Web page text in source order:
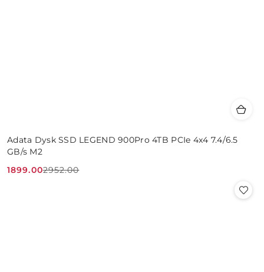
Adata Dysk SSD LEGEND 900Pro 4TB PCIe 4x4 7.4/6.5
GB/s M2
Cena
1899.00
Cena
2952.00